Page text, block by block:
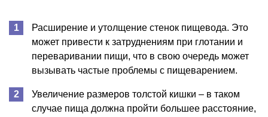
Расширение и утолщение стенок пищевода. Это
может привести к затруднениям при глотании и
переваривании пищи, что в свою очередь может
вызывать частые проблемы с пищеварением.
Увеличение размеров толстой кишки – в таком
случае пища должна пройти большее расстояние,